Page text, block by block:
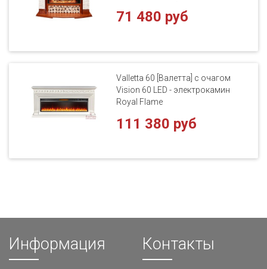
71 480 руб
Valletta 60 [Валетта] с очагом
Vision 60 LED - электрокамин
Royal Flame
111 380 руб
Информация Контакты